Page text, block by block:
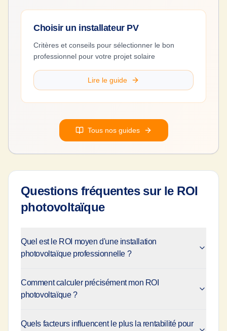
Choisir un installateur PV
Critères et conseils pour sélectionner le bon
professionnel pour votre projet solaire
Lire le guide
Tous nos guides
Questions fréquentes sur le ROI
photovoltaïque
Quel est le ROI moyen d'une installation
photovoltaïque professionnelle ?
Comment calculer précisément mon ROI
photovoltaïque ?
Quels facteurs influencent le plus la rentabilité pour